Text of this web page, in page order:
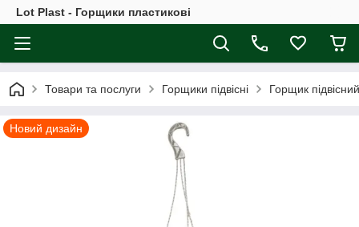
Lot Plast - Горщики пластикові
Товари та послуги Горщики підвісні Горщик
Новий дизайн